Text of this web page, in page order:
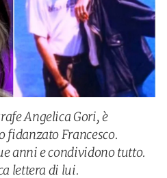
Angelica Gori, è
Francesco.
anni e condividono tutto.
lettera di lui.